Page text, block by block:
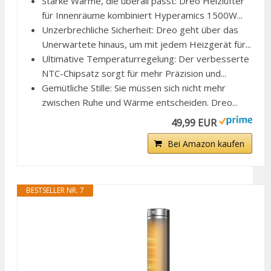
für Innenräume kombiniert Hyperamics 1500W...
Unzerbrechliche Sicherheit: Dreo geht über das
Unerwartete hinaus, um mit jedem Heizgerät für...
Ultimative Temperaturregelung: Der verbesserte
NTC-Chipsatz sorgt für mehr Präzision und...
Gemütliche Stille: Sie müssen sich nicht mehr
zwischen Ruhe und Wärme entscheiden. Dreo...
49,99 EUR
Bei Amazon kaufen
BESTSELLER NR. 7